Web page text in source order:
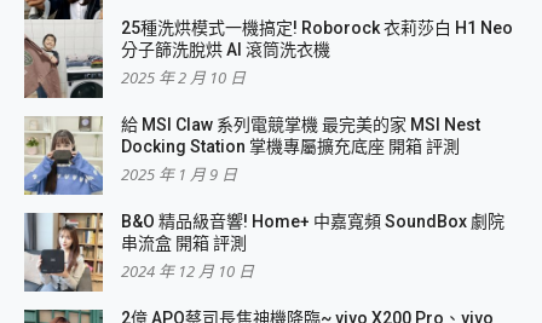
25種洗烘模式一機搞定! Roborock 衣莉莎白 H1 Neo
分子篩洗脫烘 AI 滾筒洗衣機
2025 年 2 月 10 日
給 MSI Claw 系列電競掌機 最完美的家 MSI Nest
Docking Station 掌機專屬擴充底座 開箱 評測
2025 年 1 月 9 日
B&O 精品級音響! Home+ 中嘉寬頻 SoundBox 劇院
串流盒 開箱 評測
2024 年 12 月 10 日
2億 APO蔡司長焦神機降臨~ vivo X200 Pro、vivo